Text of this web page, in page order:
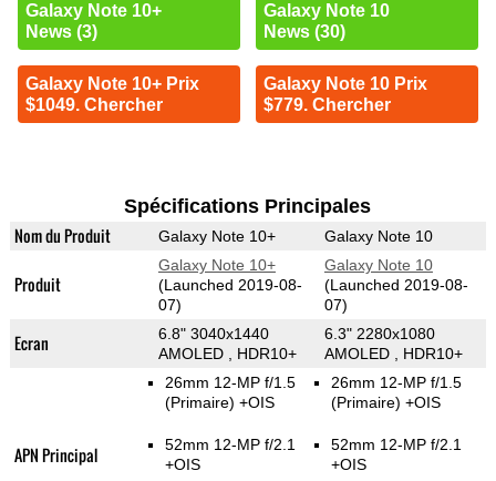
Galaxy Note 10+
News (3)
Galaxy Note 10+ Prix
$1049. Chercher
Galaxy Note 10
News (30)
Galaxy Note 10 Prix
$779. Chercher
Spécifications Principales
Nom du Produit Galaxy Note 10+ Galaxy Note 10
Produit
Galaxy Note 10+
(Launched 2019-08-
07)
Galaxy Note 10
(Launched 2019-08-
07)
Ecran
6.8" 3040x1440
AMOLED , HDR10+
6.3" 2280x1080
AMOLED , HDR10+
APN Principal
26mm 12-MP f/1.5
(Primaire) +OIS
52mm 12-MP f/2.1
+OIS
26mm 12-MP f/1.5
(Primaire) +OIS
52mm 12-MP f/2.1
+OIS